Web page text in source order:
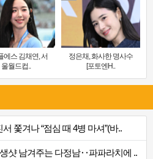
에스 김채연, 서
울월드컵..
정은채, 화사한 명사수
[포토엔H..
쫓겨나 “점심 때 4병 마셔”(바..
샷 남겨주는 다정남‥파파라치에 ..